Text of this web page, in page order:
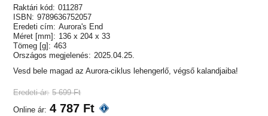
Raktári kód: 011287
ISBN: 9789636752057
Eredeti cím: Aurora's End
Méret [mm]: 136 x 204 x 33
Tömeg [g]: 463
Országos megjelenés: 2025.04.25.
Vesd bele magad az Aurora-ciklus lehengerlő, végső kalandjaiba!
Eredeti ár: 5 699 Ft
Online ár: 4 787 Ft